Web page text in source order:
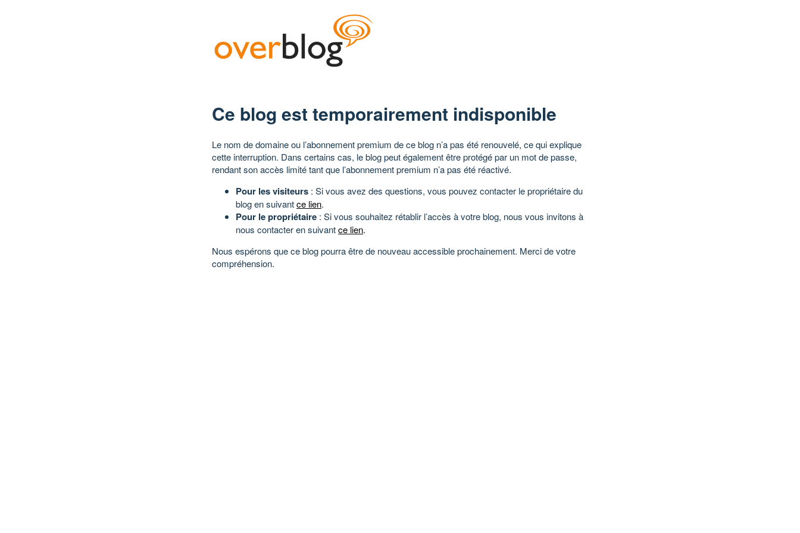
Ce blog est temporairement indisponible
Le nom de domaine ou l’abonnement premium de ce blog n’a pas été renouvelé, ce qui explique
cette interruption. Dans certains cas, le blog peut également être protégé par un mot de passe,
rendant son accès limité tant que l’abonnement premium n’a pas été réactivé.
Pour les visiteurs : Si vous avez des questions, vous pouvez contacter le propriétaire du
blog en suivantce lien.
Pour le propriétaire : Si vous souhaitez rétablir l’accès à votre blog, nous vous invitons à
nous contacter en suivantce lien.
Nous espérons que ce blog pourra être de nouveau accessible prochainement. Merci de votre
compréhension.